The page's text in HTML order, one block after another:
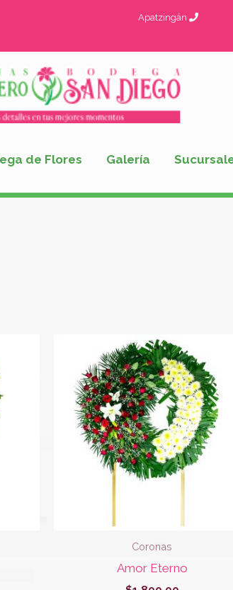
Apatzingán
de Flores Galería
Coronas
Amor Eterno